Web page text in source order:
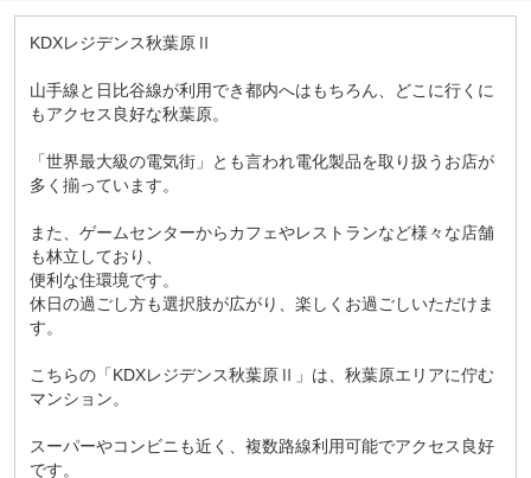
KDXレジデンス秋葉原Ⅱ
山手線と日比谷線が利用でき都内へはもちろん、どこに行くに
もアクセス良好な秋葉原。
「世界最大級の電気街」とも言われ電化製品を取り扱うお店が
多く揃っています。
また、ゲームセンターからカフェやレストランなど様々な店舗
も林立しており、
便利な住環境です。
休日の過ごし方も選択肢が広がり、楽しくお過ごしいただけま
す。
こちらの「KDXレジデンス秋葉原Ⅱ」は、秋葉原エリアに佇む
マンション。
スーパーやコンビニも近く、複数路線利用可能でアクセス良好
です。